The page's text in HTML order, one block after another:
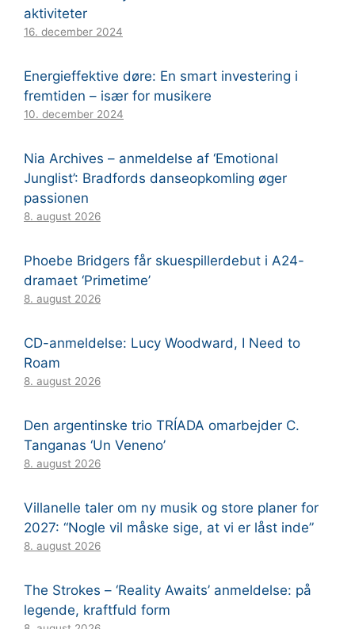
aktiviteter
16. december 2024
Energieffektive døre: En smart investering i
fremtiden – især for musikere
10. december 2024
Nia Archives – anmeldelse af ‘Emotional
Junglist’: Bradfords danseopkomling øger
passionen
8. august 2026
Phoebe Bridgers får skuespillerdebut i A24-
dramaet ‘Primetime’
8. august 2026
CD-anmeldelse: Lucy Woodward, I Need to
Roam
8. august 2026
Den argentinske trio TRÍADA omarbejder C.
Tanganas ‘Un Veneno’
8. august 2026
Villanelle taler om ny musik og store planer for
2027: “Nogle vil måske sige, at vi er låst inde”
8. august 2026
The Strokes – ‘Reality Awaits’ anmeldelse: på
legende, kraftfuld form